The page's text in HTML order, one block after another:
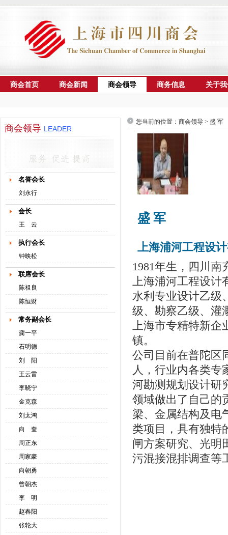
商会首页 商会新闻 商会领导 商务信息 关于
商会领导 LEADER
名誉会长
刘永行
会长
王 云
执行会长
钟映松
联席会长
陈祖良
陈恒财
常务副会长
龚一平
石明德
刘 阳
王云雷
李晓宁
金克森
刘太鸿
向 奎
周正东
周家豪
向朝勇
曾朝杰
李 明
赵春阳
张轮大
您当前的位置：商会领导 > 盛 军
盛 军
上海浦河工程设
1981年生，四川
上海浦河工程设计
水利专业设计乙级
级、勘察乙级、灌
上海市专精特新企
镇。
公司目前在普陀区
人，行业内各类专
河勘测规划设计研
领域做出了自己的
梁、金属结构及电
类项目，具有独特
闸方案研究、光明
污混接混排调查等